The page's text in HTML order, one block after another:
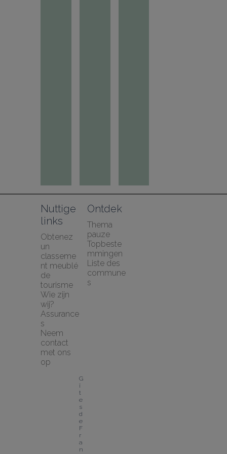
Nuttige
links
Obtenez
un
classeme
nt meublé
de
tourisme
Wie zijn
wij?
Assurance
s
Neem
contact
met ons
op
Ontdek
Thema
pauze
Topbeste
mmingen
Liste des
commune
s
G
î
t
e
s
d
e
F
r
a
n